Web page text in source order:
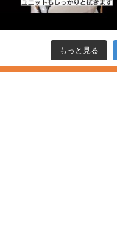
もっと見る